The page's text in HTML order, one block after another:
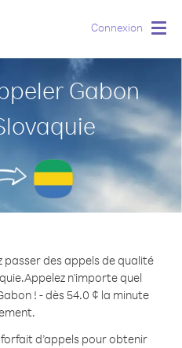
Connexion
Gabon
passer des appels de qualité
Appelez n'importe quel
! - dès 54.0 ¢ la minute
d’appels pour obtenir